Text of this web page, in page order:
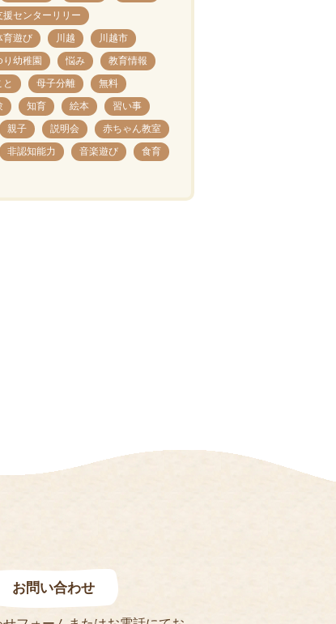
援センターリリー
育遊び
川越
川越市
り幼稚園
悩み
教育情報
母子分離
無料
知育 絵本
習い事
親子 説明会
赤ちゃん教室
非認知能力 音楽遊び 食育
お問い合わせ